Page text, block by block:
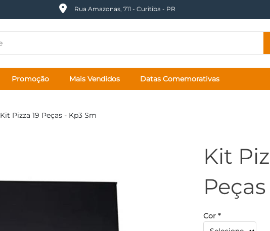
Rua Amazonas, 711 - Curitiba - PR
Promoção Mais Vendidos Datas Comemorativas
Kit Pizza 19 Peças - Kp3 Sm
Kit
Cor *